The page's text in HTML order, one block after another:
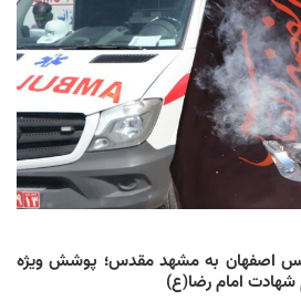
اورژانس اصفهان به مشهد مقدس؛ پوشش ویژه
شهادت امام رضا(ع)